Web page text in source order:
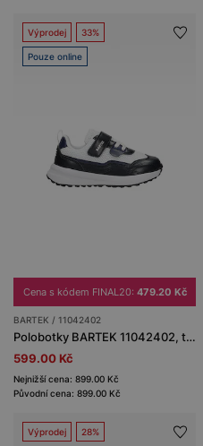
Výprodej 33%
Pouze online
Cena s kódem FINAL20: 479.20 Kč
BARTEK / 11042402
Polobotky BARTEK 11042402, tmavě modro-bílé
599.00 Kč
Nejnižší cena: 899.00 Kč
Původní cena: 899.00 Kč
Výprodej 28%